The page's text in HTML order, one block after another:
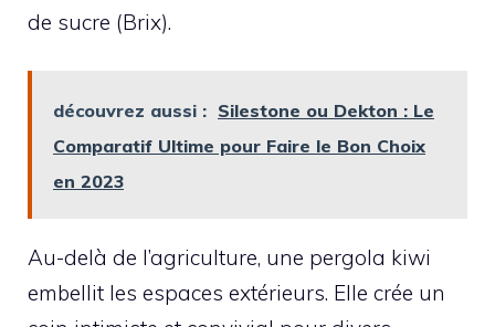
de sucre (Brix).
découvrez aussi : Silestone ou Dekton : Le
Comparatif Ultime pour Faire le Bon Choix
en 2023
Au-delà de l’agriculture, une pergola kiwi
embellit les espaces extérieurs. Elle crée un